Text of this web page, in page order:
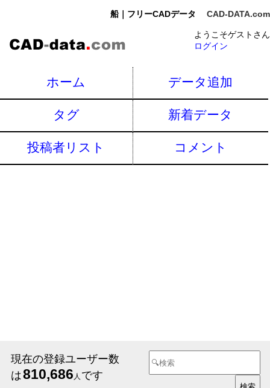
船｜フリーCADデータ CAD-DATA.com
ようこそゲストさん
ログイン
ホーム データ追加
タグ 新着データ
投稿者リスト コメント
現在の登録ユーザー数
は810,686 人 です